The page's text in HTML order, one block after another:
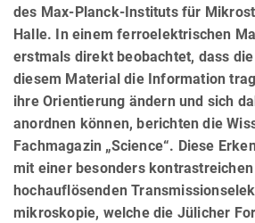
des Max-Planck-Instituts für
Halle. In einem ferroelektrischen
erstmals direkt beobachtet, dass
diesem Material die Information
ihre Orientierung ändern und sich
anordnen können, berichten die
Fachmagazin „Science“. Diese
mit einer besonders
hochauflösenden
mikroskopie, welche die Jülicher